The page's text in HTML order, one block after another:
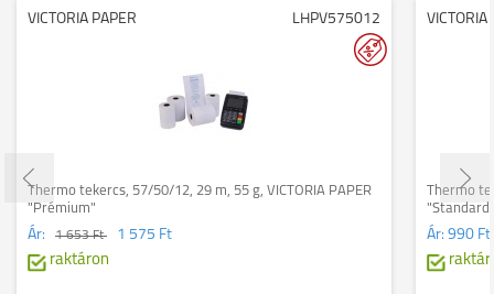
VICTORIA PAPER LHPV575012
Thermo tekercs, 57/50/12, 29 m, 55 g, VICTORIA PAPER
"Prémium"
Ár: 1 653 Ft
1 575 Ft
raktáron
VICTORIA
Thermo
"Standard"
Ár: 990 Ft